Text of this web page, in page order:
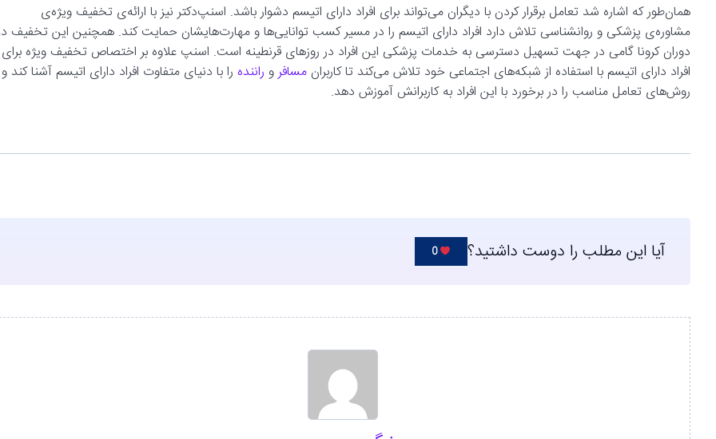
همان‌طور که اشاره شد تعامل برقرار کردن با دیگران می‌تواند برای افراد دارای اتیسم دشوار باشد. اسنپ‌دکتر نیز با ارائه‌ی تخفیف ویژه‌ی
مشاوره‌ی پزشکی و روانشناسی تلاش دارد افراد دارای اتیسم را در مسیر کسب توانایی‌ها و مهارت‌هایشان حمایت کند. همچنین این تخفیف
دوران کرونا گامی در جهت تسهیل دسترسی به خدمات پزشکی این افراد در روزهای قرنطینه است. اسنپ علاوه بر اختصاص تخفیف ویژه برای
افراد دارای اتیسم با استفاده از شبکه‌های اجتماعی خود تلاش می‌کند تا کاربران مسافرو راننده را با دنیای متفاوت افراد دارای اتیسم آشنا کند و
روش‌های تعامل مناسب را در برخورد با این افراد به کاربرانش آموزش دهد.
آیا این مطلب را دوست داشتید؟ 0